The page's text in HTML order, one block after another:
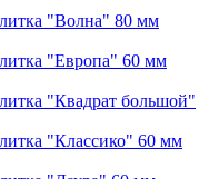
"Волна" 80 мм
"Европа" 60 мм
"Квадрат большой"
"Классико" 60 мм